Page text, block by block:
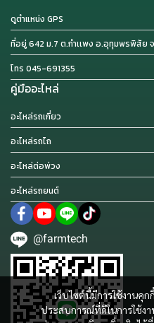
เว็บไซต์นี้มีการใช้งานคุ
ประสบการณ์ที่ดีในการใช้ง
ดูตำแหน่ง GPS
ที่อยู่ 642 ม.7 ต.กำเเพง อ.อุทุมพรพิสัย
โทร 045-691355
คู่มืออะไหล่
อะไหล่รถเกี่ยว
อะไหล่รถไถ
อะไหล่ต่อพ่วง
อะไหล่รถยนต์
@farmtech